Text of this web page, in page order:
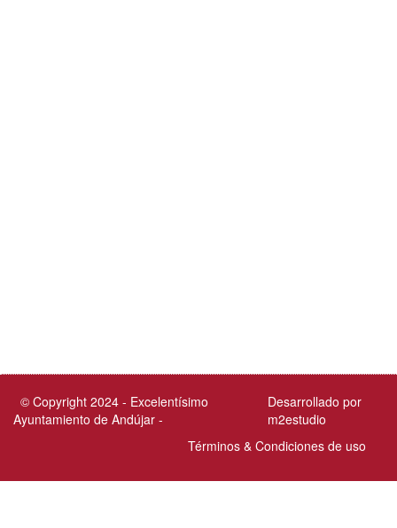
Desarrollado por
m2estudio
© Copyright 2024 - Excelentísimo
Ayuntamiento de Andújar -
Términos & Condiciones de uso